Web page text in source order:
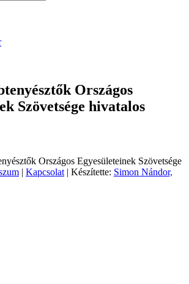
Országos
Szövetsége hivatalos
Országos Egyesületeinek Szövetsége
| Kapcsolat | Készítette: Simon Nándor,